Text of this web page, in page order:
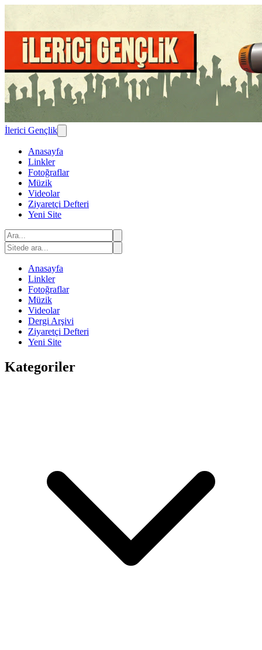
İlerici Gençlik
Anasayfa
Linkler
Fotoğraflar
Müzik
Videolar
Ziyaretçi Defteri
Yeni Site
Anasayfa
Linkler
Fotoğraflar
Müzik
Videolar
Dergi Arşivi
Ziyaretçi Defteri
Yeni Site
Kategoriler